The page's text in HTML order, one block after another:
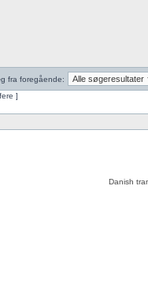
fra foregående:
]
Danish